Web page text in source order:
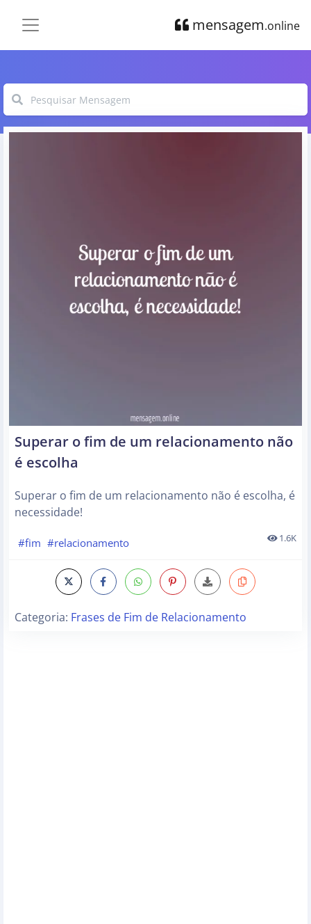
mensagem.online
Superar o fim de um relacionamento não
é escolha
Superar o fim de um relacionamento não é escolha, é
necessidade!
#fim #relacionamento 1.6K
Categoria: Frases de Fim de Relacionamento